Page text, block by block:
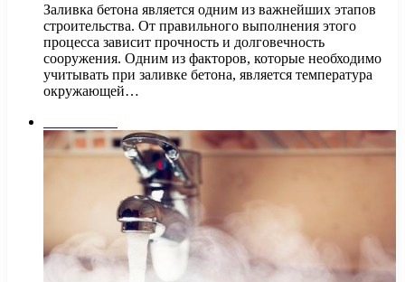
Заливка бетона является одним из важнейших этапов
строительства. От правильного выполнения этого
процесса зависит прочность и долговечность
сооружения. Одним из факторов, которые необходимо
учитывать при заливке бетона, является температура
окружающей…